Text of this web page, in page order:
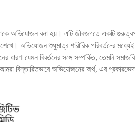
তাকে অভিযোজন বলা হয়। এটি জীবজগতে একটি
শেখে। অভিযোজন শুধুমাত্র শারীরিক পরিবর্তনের মধ্যেই
যেমন বিবর্তনের সঙ্গে সম্পর্কিত, তেমনি
বিস্তারিতভাবে অভিযোজনের অর্থ, এর